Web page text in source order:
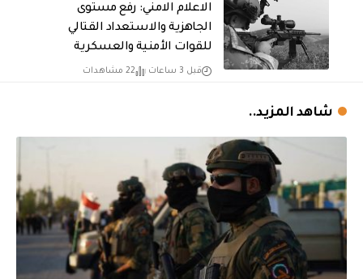
الاعلام الامني: رفع مستوى
الجاهزية والاستعداد القتالي
للقوات الأمنية والعسكرية
قبل 3 ساعات 22 مشاهدات
شاهد المزيد..